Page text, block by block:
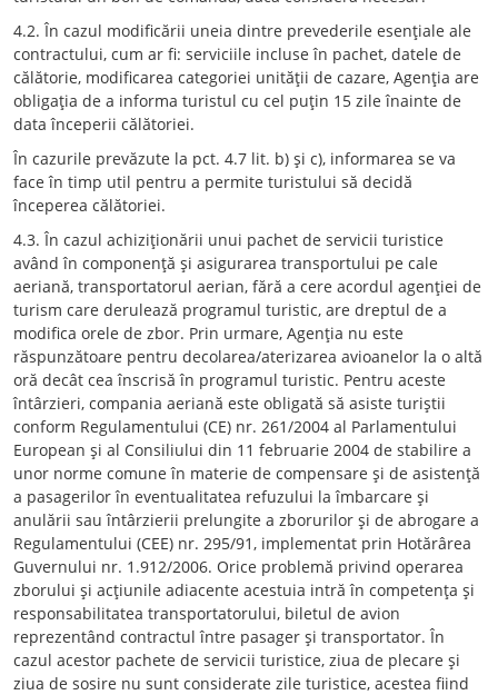
4.2. În cazul modificării uneia dintre prevederile esenţiale ale
contractului, cum ar fi: serviciile incluse în pachet, datele de
călătorie, modificarea categoriei unităţii de cazare, Agenţia are
obligaţia de a informa turistul cu cel puţin 15 zile înainte de
data începerii călătoriei.
În cazurile prevăzute la pct. 4.7 lit. b) şi c), informarea se va
face în timp util pentru a permite turistului să decidă
începerea călătoriei.
4.3. În cazul achiziţionării unui pachet de servicii turistice
având în componenţă şi asigurarea transportului pe cale
aeriană, transportatorul aerian, fără a cere acordul agenţiei de
turism care derulează programul turistic, are dreptul de a
modifica orele de zbor. Prin urmare, Agenţia nu este
răspunzătoare pentru decolarea/aterizarea avioanelor la o altă
oră decât cea înscrisă în programul turistic. Pentru aceste
întârzieri, compania aeriană este obligată să asiste turiştii
conform Regulamentului (CE) nr. 261/2004 al Parlamentului
European şi al Consiliului din 11 februarie 2004 de stabilire a
unor norme comune în materie de compensare şi de asistenţă
a pasagerilor în eventualitatea refuzului la îmbarcare şi
anulării sau întârzierii prelungite a zborurilor şi de abrogare a
Regulamentului (CEE) nr. 295/91, implementat prin Hotărârea
Guvernului nr. 1.912/2006. Orice problemă privind operarea
zborului şi acţiunile adiacente acestuia intră în competenţa şi
responsabilitatea transportatorului, biletul de avion
reprezentând contractul între pasager şi transportator. În
cazul acestor pachete de servicii turistice, ziua de plecare şi
ziua de sosire nu sunt considerate zile turistice, acestea fiind